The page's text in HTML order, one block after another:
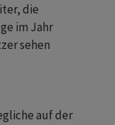
die
im Jahr
sehen
auf der